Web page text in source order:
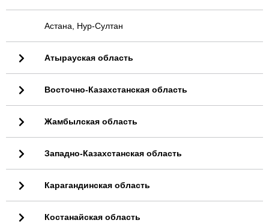
Астана, Нур-Султан
Атырауская область
Восточно-Казахстанская область
Жамбылская область
Западно-Казахстанская область
Карагандинская область
Костанайская область